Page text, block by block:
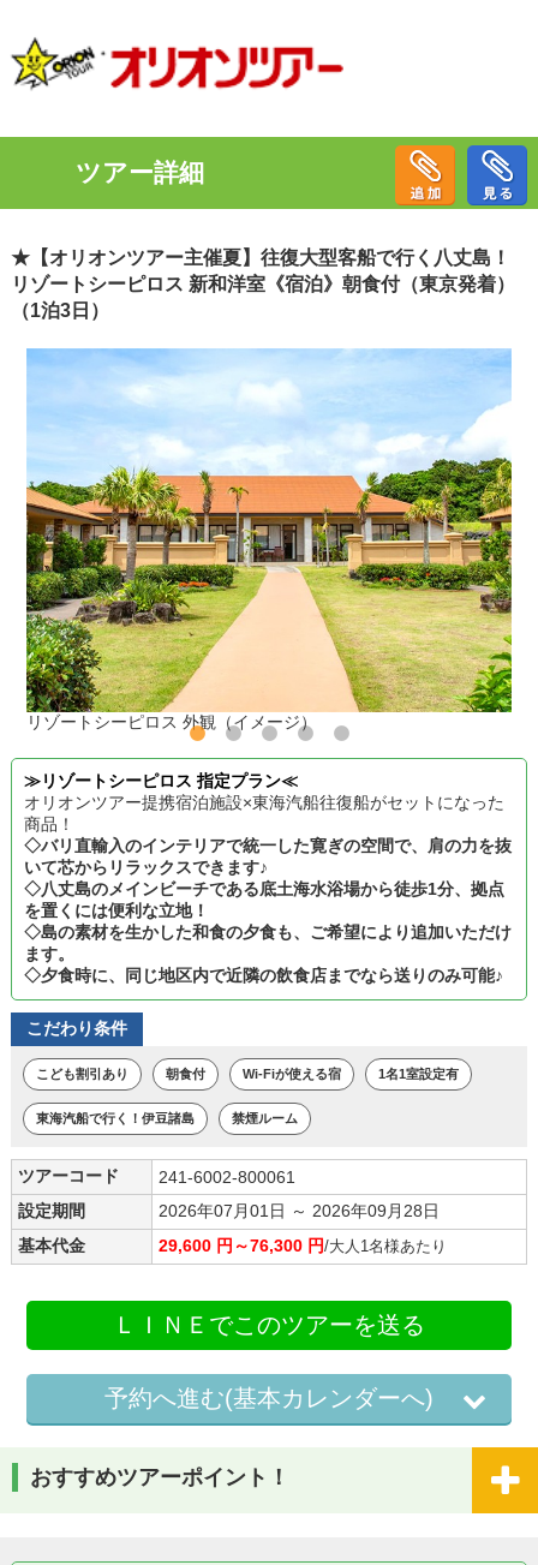
ツアー詳細
★【オリオンツアー主催夏】往復大型客船で行く八丈島！
リゾートシーピロス 新和洋室《宿泊》朝食付（東京発着）
（1泊3日）
リゾートシーピロス 外観（イメージ）
≫リゾートシーピロス 指定プラン≪
オリオンツアー提携宿泊施設×東海汽船往復船がセットになった
商品！
◇バリ直輸入のインテリアで統一した寛ぎの空間で、肩の力を抜
いて芯からリラックスできます♪
◇八丈島のメインビーチである底土海水浴場から徒歩1分、拠点
を置くには便利な立地！
◇島の素材を生かした和食の夕食も、ご希望により追加いただけ
ます。
◇夕食時に、同じ地区内で近隣の飲食店までなら送りのみ可能♪
こだわり条件
こども割引あり 朝食付 Wi-Fiが使える宿 1名1室設定有
東海汽船で行く！伊豆諸島 禁煙ルーム
ツアーコード
241-6002-800061
設定期間
2026年07月01日 ～ 2026年09月28日
基本代金
29,600 円～76,300 円/大人1名様あたり
ＬＩＮＥでこのツアーを送る
予約へ進む(基本カレンダーへ)
おすすめツアーポイント！